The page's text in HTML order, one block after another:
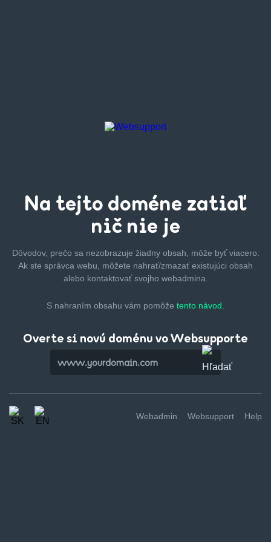
Na tejto doméne zatiaľ
nič nie je
Dôvodov, prečo sa nezobrazuje žiadny obsah, môže byťviacero.
Ak ste správca webu, môžete nahrať/zmazaťexistujúci obsah
alebo kontaktovať svojho webadmina.
S nahraním obsahu vám pomôže tento návod.
Overte si novú doménu vo Websupporte
Webadmin Websupport Help